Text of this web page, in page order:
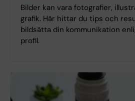
Bilder kan vara fotografier,
grafik. Här hittar du tips och
bildsätta din kommunikation
profil.